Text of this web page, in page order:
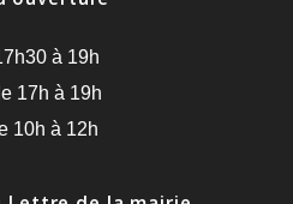
à 19h
17h à 19h
10h à 12h